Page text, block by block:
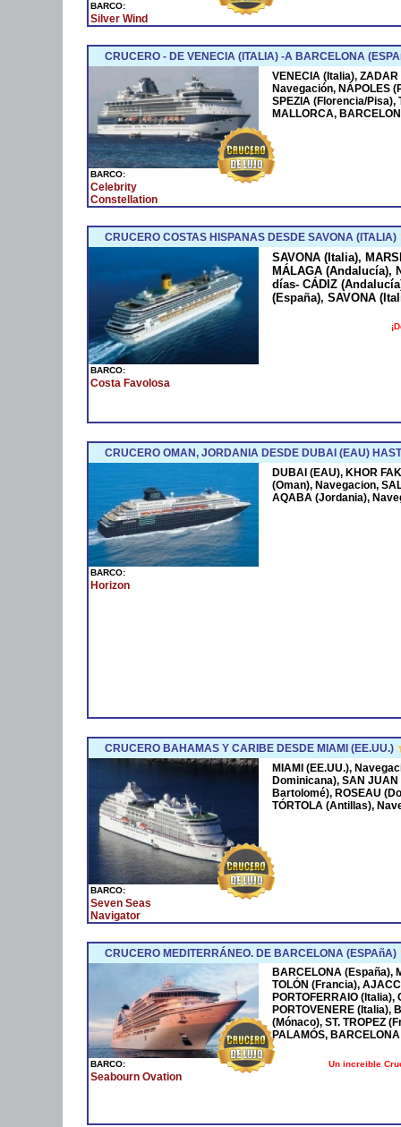
BARCO:
Silver Wind
CRUCERO - DE VENECIA (ITALIA) -A BARCELONA
BARCO:
Celebrity
Constellation
VENECIA (Italia),
Navegación, NÁPOLES
SPEZIA (Florencia/Pisa),
MALLORCA,
CRUCERO COSTAS HISPANAS DESDE SAVONA (ITALIA)
BARCO:
Costa Favolosa
SAVONA (Italia),
MÁLAGA (Andalucía),
días- CÁDIZ
(España), SAVONA
CRUCERO OMAN, JORDANIA DESDE DUBAI (EAU)
BARCO:
Horizon
DUBAI (EAU), KHOR
(Oman), Navegacion,
AQABA (Jordania),
CRUCERO BAHAMAS Y CARIBE DESDE MIAMI (EE.UU.)
BARCO:
Seven Seas
Navigator
MIAMI (EE.UU.),
Dominicana), SAN JUAN
Bartolomé), ROSEAU
TÓRTOLA (Antillas),
CRUCERO MEDITERRÁNEO. DE BARCELONA (ESPAñA)
BARCO:
Seabourn Ovation
BARCELONA (España),
TOLÓN (Francia),
PORTOFERRAIO (Italia),
PORTOVENERE (Italia),
(Mónaco), ST. TROPEZ
PALAMÓS,
Un increible